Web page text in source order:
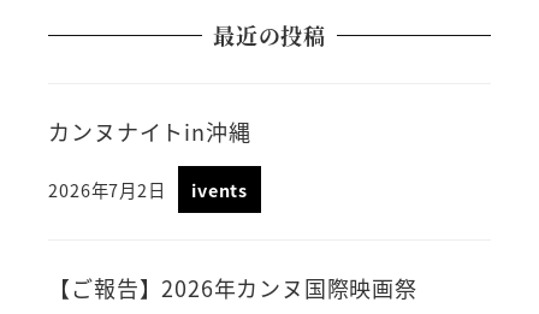
最近の投稿
カンヌナイトin沖縄
2026年7月2日 ivents
【ご報告】2026年カンヌ国際映画祭